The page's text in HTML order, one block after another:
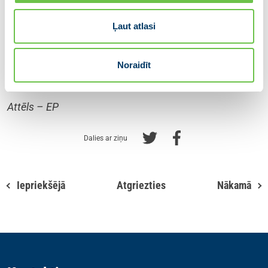
Ļaut atlasi
Noraidīt
piešķiršanas procedūras, jo pārmērīgās prasības
sadārdzina un paildzina projektus.
Inese Vaidere, Eiropas Parlamenta deputāte
Attēls – EP
Dalies ar ziņu
Iepriekšējā Atgriezties Nākamā